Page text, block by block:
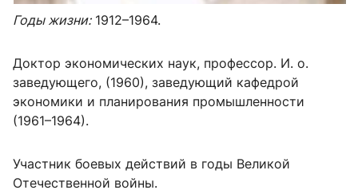
Годы жизни:1912–1964.
Доктор экономических наук, профессор. И. о.
заведующего, (1960), заведующий кафедрой
экономики и планирования промышленности
(1961–1964).
Участник боевых действий в годы Великой
Отечественной войны.